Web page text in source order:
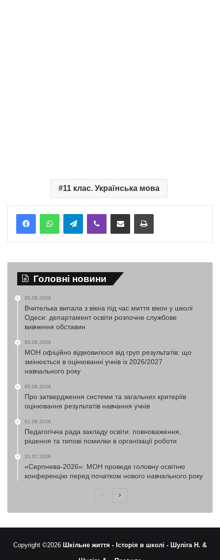
11 клас. Українська мова
TelegramViber Надіслати електронною поштоюНадрукувати
Головні новини
05.08.2026
Вчителька випала з вікна під час миття вікон у школі
Одеси: департамент освіти розпочне службове
вивчення обставин
05.08.2026
МОН офіційно відмовилося від груп результатів: що
змінюється в оцінюванні учнів із 2026/2027
навчального року
05.08.2026
Про затвердження системи та загальних критеріїв
оцінювання результатів навчання учнів
01.08.2026
Педагогічна рада закладу освіти: повноваження,
рішення та типові помилки в організації роботи
31.07.2026
«Серпнева-2026»: МОН проведе головну освітню
конференцію перед початком нового навчального року
ПопередняНаступна
Copyright ©2026 Шкільне життя - Історія в школі - Шуліга Н. &